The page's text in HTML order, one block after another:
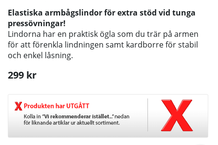
Elastiska armbågslindor för extra stöd vid tunga
pressövningar!
Lindorna har en praktisk ögla som du trär på armen
för att förenkla lindningen samt kardborre för stabil
och enkel låsning.
299 kr